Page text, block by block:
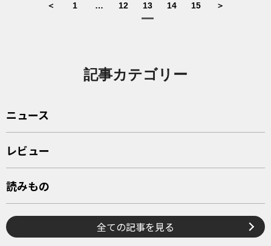
＜ 1 … 12 13 14 15 ＞
記事カテゴリー
ニュース
レビュー
読みもの
全ての記事を見る